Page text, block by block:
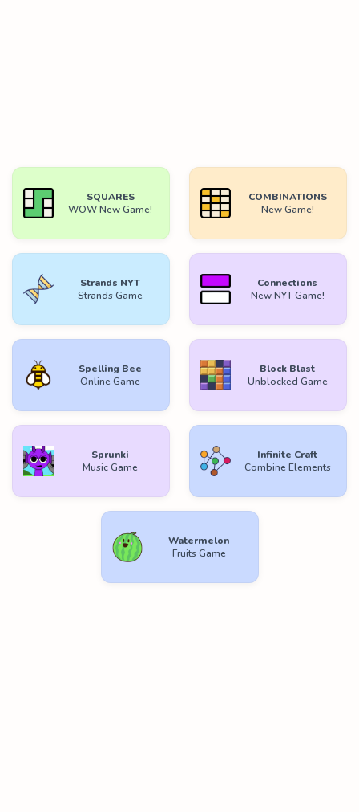
SQUARES
WOW New Game!
COMBINATIONS
New Game!
Strands NYT
Strands Game
Connections
New NYT Game!
Spelling Bee
Online Game
Block Blast
Unblocked Game
Sprunki
Music Game
Infinite Craft
Combine Elements
Watermelon
Fruits Game